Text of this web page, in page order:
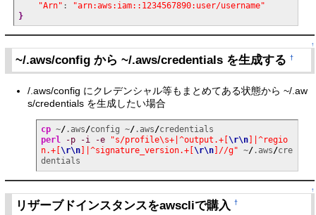
"Arn" :
"arn:aws:iam::1234567890:user/username"
}
↑
~/.aws/config から ~/.aws/credentials を生成する†
/.aws/config にクレデンシャル等もまとめてある状態から ~/.aw
s/credentials を生成したい場合
cp ~/.aws/config ~/.aws/
perl
-p -i -e "s/profile\s+|^output.+[ \r\n]|^regio
n.+[ \r\n]|^signature_version.+[ \r\n]//g" ~/.aws/cre
dentials
↑
リザーブドインスタンスをawscliで購入†